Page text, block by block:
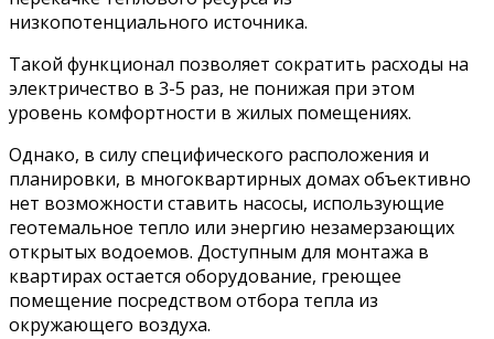
низкопотенциального источника.
Такой функционал позволяет сократить расходы на
электричество в 3-5 раз, не понижая при этом
уровень комфортности в жилых помещениях.
Однако, в силу специфического расположения и
планировки, в многоквартирных домах объективно
нет возможности ставить насосы, использующие
геотемальное тепло или энергию незамерзающих
открытых водоемов. Доступным для монтажа в
квартирах остается оборудование, греющее
помещение посредством отбора тепла из
окружающего воздуха.